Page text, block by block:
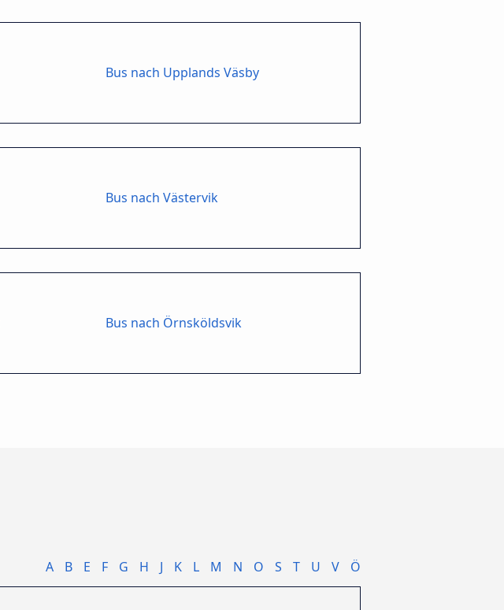
Bus nach Upplands Väsby
Bus nach Västervik
Bus nach Örnsköldsvik
A B E F G H J K L M N O S T U V Ö